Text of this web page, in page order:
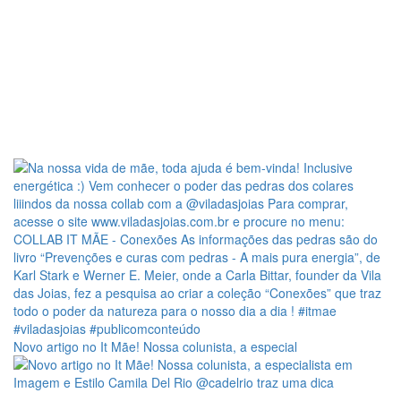
Novo artigo no It Mãe! Nossa colunista, a especial